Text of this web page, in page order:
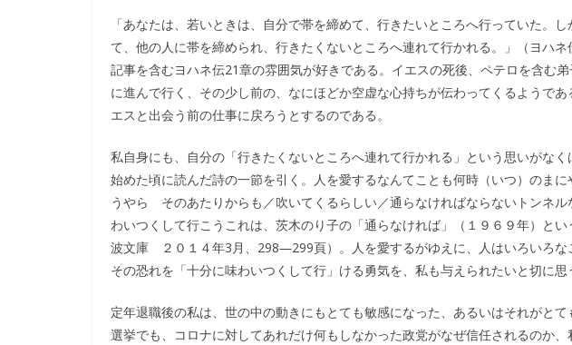
「あなたは、若いときは、自分で帯を締めて、行きたいところへ行っていた。
て、他の人に帯を締められ、行きたくないところへ連れて行かれる。」（ヨハ
記事を含むヨハネ伝21章の雰囲気が好きである。イエスの死後、ペテロを含む
に進んで行く、その少し前の、なにほどか空虚な心持ちが伝わってくるようで
エスと出会う前の仕事に戻ろうとするのである。
私自身にも、自分の「行きたくないところへ連れて行かれる」という思いがな
始めた頃に読んだ詩の一節を引く。人を愛するなんてことも何時（いつ）のま
うやら そのあたりからも／吹いてくるらしい／通らなければならないトンネ
わいつくして行こうこれは、茨木のり子の「通らなければ」（１９６９年）と
波文庫 ２０１４年3月、298―299頁）。人を愛するがゆえに、人はいろいろな
その恐れを「十分に味わいつくして行」ける勇気を、私も与えられたいと切に思
定年退職後の私は、世の中の動きにもとても敏感になった、あるいはそれがと
選挙でも、コロナに対してあれだけ何もしなかった政党がなぜ信任されるのか